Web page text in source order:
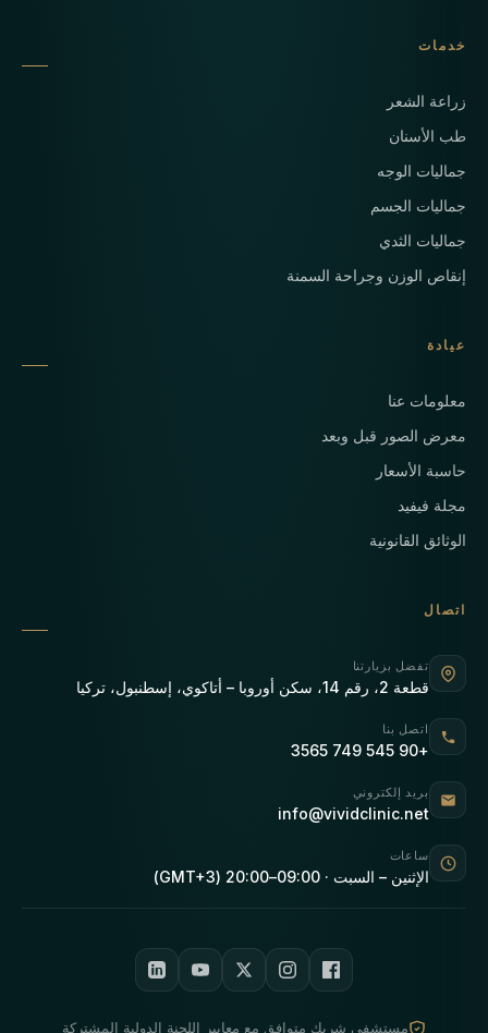
خدمات
زراعة الشعر
طب الأسنان
جماليات الوجه
جماليات الجسم
جماليات الثدي
إنقاص الوزن وجراحة السمنة
عيادة
معلومات عنا
معرض الصور قبل وبعد
حاسبة الأسعار
مجلة فيفيد
الوثائق القانونية
اتصال
تفضل بزيارتنا
قطعة 2، رقم 14، سكن أوروبا – أتاكوي، إسطنبول، تركيا
اتصل بنا
+90 545 749 3565
بريد إلكتروني
info@vividclinic.net
ساعات
الإثنين – السبت · 09:00–20:00 (GMT+3)
مستشفى شريك متوافق مع معايير اللجنة الدولية المشتركة